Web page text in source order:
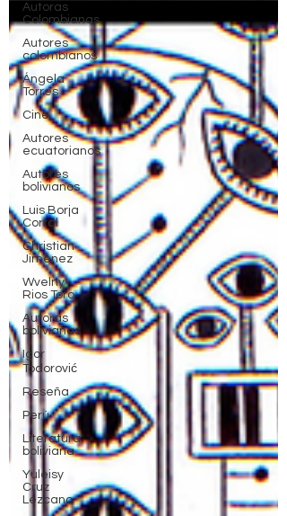
Autoras
Colombianas
Autores
colombianos
Ángela
Torres
Cine
Autores
ecuatorianos
Autores
bolivianos
Luis Borja
Corral
Christian
Jiménez
Wvelny
Rios Toro
Autoras
bolivianas
Igor
Todorović
Reseña
Perú
Literatura
boliviana
Yuleisy
Cruz
Lezcano